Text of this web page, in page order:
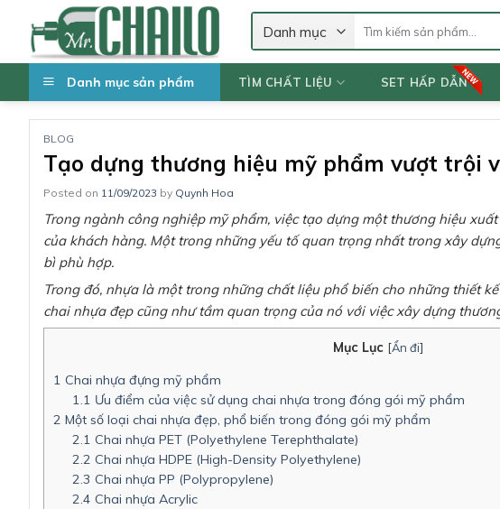
content
Tìm
Danh mục sản phẩm TÌM CHẤT LIỆU SET HẤP DẪN
BLOG
Tạo dựng thương hiệu mỹ phẩm vượt trội
Posted on 11/09/2023 by Quynh Hoa
Trong ngành công nghiệp mỹ phẩm, việc tạo dựng một thương hiệu
của khách hàng. Một trong những yếu tố quan trọng nhất trong xây
bì phù hợp.
Trong đó, nhựa là một trong những chất liệu phổ biến cho những thiết
chai nhựa đẹp cũng như tầm quan trọng của nó với việc xây dựng
Mục Lục [Ẩn đi]
1 Chai nhựa đựng mỹ phẩm
1.1 Ưu điểm của việc sử dụng chai nhựa trong đóng gói mỹ phẩm
2 Một số loại chai nhựa đẹp, phổ biến trong đóng gói mỹ phẩm
2.1 Chai nhựa PET (Polyethylene Terephthalate)
2.2 Chai nhựa HDPE (High-Density Polyethylene)
2.3 Chai nhựa PP (Polypropylene)
2.4 Chai nhựa Acrylic